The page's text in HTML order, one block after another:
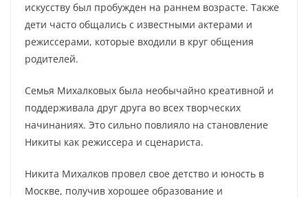
искусству был пробужден на раннем возрасте. Также
дети часто общались с известными актерами и
режиссерами, которые входили в круг общения
родителей.
Семья Михалковых была необычайно креативной и
поддерживала друг друга во всех творческих
начинаниях. Это сильно повлияло на становление
Никиты как режиссера и сценариста.
Никита Михалков провел свое детство и юность в
Москве, получив хорошее образование и